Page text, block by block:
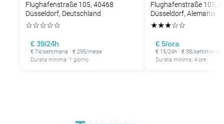
Flughafenstraße 105, 40468
Düsseldorf, Deutschland
☆☆☆☆☆
€ 39/24h
€ 74/settimana · € 295/mese
Durata minima: 1 giorno
Flughafenstraße 105,
Düsseldorf, Alemania
★★★☆☆
€ 5/ora
€ 15/24h · € 38/settimana
Durata minima: 4 ore